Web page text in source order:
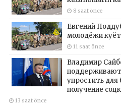
8 saat önce
Евгений
молодёжи
11 saat önce
Владимир
упростить
получение
13 saat önce